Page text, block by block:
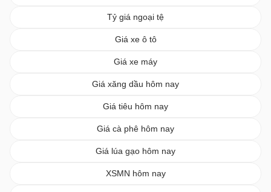
Tỷ giá ngoại tệ
Giá xe ô tô
Giá xe máy
Giá xăng dầu hôm nay
Giá tiêu hôm nay
Giá cà phê hôm nay
Giá lúa gạo hôm nay
XSMN hôm nay